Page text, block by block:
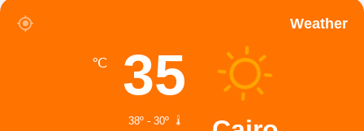
Weather
35
℃
38º - 30º